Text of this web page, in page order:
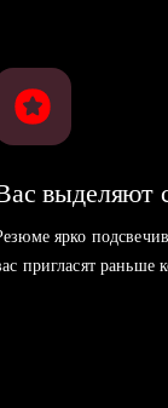
выделяют
ярко
пригласят раньше